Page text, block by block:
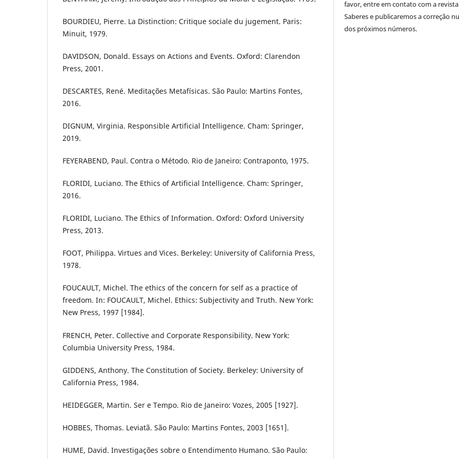
BOURDIEU, Pierre. La Distinction: Critique sociale du jugement. Paris:
Minuit, 1979.
DAVIDSON, Donald. Essays on Actions and Events. Oxford: Clarendon
Press, 2001.
DESCARTES, René. Meditações Metafísicas. São Paulo: Martins Fontes,
2016.
DIGNUM, Virginia. Responsible Artificial Intelligence. Cham: Springer,
2019.
FEYERABEND, Paul. Contra o Método. Rio de Janeiro: Contraponto, 1975.
FLORIDI, Luciano. The Ethics of Artificial Intelligence. Cham: Springer,
2016.
FLORIDI, Luciano. The Ethics of Information. Oxford: Oxford University
Press, 2013.
FOOT, Philippa. Virtues and Vices. Berkeley: University of California Press,
1978.
FOUCAULT, Michel. The ethics of the concern for self as a practice of
freedom. In: FOUCAULT, Michel. Ethics: Subjectivity and Truth. New York:
New Press, 1997 [1984].
FRENCH, Peter. Collective and Corporate Responsibility. New York:
Columbia University Press, 1984.
GIDDENS, Anthony. The Constitution of Society. Berkeley: University of
California Press, 1984.
HEIDEGGER, Martin. Ser e Tempo. Rio de Janeiro: Vozes, 2005 [1927].
HOBBES, Thomas. Leviatã. São Paulo: Martins Fontes, 2003 [1651].
HUME, David. Investigações sobre o Entendimento Humano. São Paulo:
favor, entre em contato com a revista
Saberes e publicaremos a correção
dos próximos números.